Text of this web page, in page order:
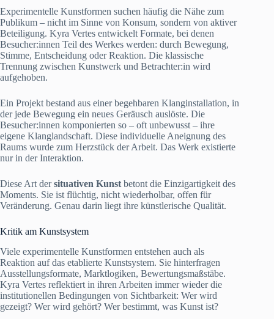
Experimentelle Kunstformen suchen häufig die Nähe zum
Publikum – nicht im Sinne von Konsum, sondern von aktiver
Beteiligung. Kyra Vertes entwickelt Formate, bei denen
Besucher:innen Teil des Werkes werden: durch Bewegung,
Stimme, Entscheidung oder Reaktion. Die klassische
Trennung zwischen Kunstwerk und Betrachter:in wird
aufgehoben.
Ein Projekt bestand aus einer begehbaren Klanginstallation, in
der jede Bewegung ein neues Geräusch auslöste. Die
Besucher:innen komponierten so – oft unbewusst – ihre
eigene Klanglandschaft. Diese individuelle Aneignung des
Raums wurde zum Herzstück der Arbeit. Das Werk existierte
nur in der Interaktion.
Diese Art dersituativen Kunst betont die Einzigartigkeit des
Moments. Sie ist flüchtig, nicht wiederholbar, offen für
Veränderung. Genau darin liegt ihre künstlerische Qualität.
Kritik am Kunstsystem
Viele experimentelle Kunstformen entstehen auch als
Reaktion auf das etablierte Kunstsystem. Sie hinterfragen
Ausstellungsformate, Marktlogiken, Bewertungsmaßstäbe.
Kyra Vertes reflektiert in ihren Arbeiten immer wieder die
institutionellen Bedingungen von Sichtbarkeit: Wer wird
gezeigt? Wer wird gehört? Wer bestimmt, was Kunst ist?